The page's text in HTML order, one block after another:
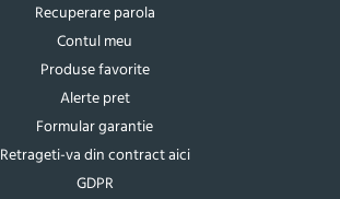
Recuperare parola
Contul meu
Produse favorite
Alerte pret
Formular garantie
Retrageti-va din contract aici
GDPR